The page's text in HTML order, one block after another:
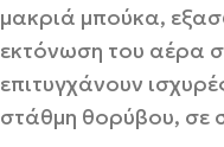
μακριά μπούκα,
εκτόνωση του αέρα
επιτυγχάνουν
στάθμη θορύβου, σε